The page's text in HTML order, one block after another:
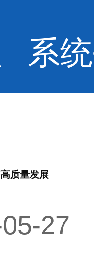
系
质量发展
27